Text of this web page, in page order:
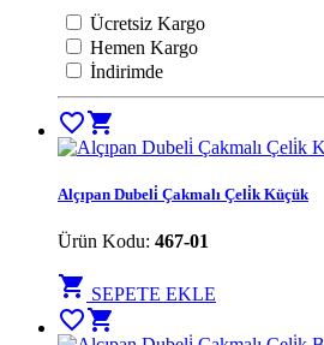
Ücretsiz Kargo
Hemen Kargo
İndirimde
favorite_bordershopping_cart
Alçıpan Dubeli̇ Çakmalı Çeli̇k Küçük
Ürün Kodu: 467-01
shopping_cart SEPETE EKLE
favorite_bordershopping_cart